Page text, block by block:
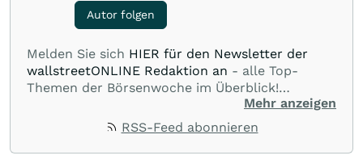
Autor folgen
Melden Sie sich HIER für den Newsletter der
wallstreetONLINE Redaktion an - alle Top-
Themen der Börsenwoche im Überblick!
Verpassen Sie kein wichtiges Anleger-Thema!Für
Beiträge auf diesem journalistischen Channel ist
die Chefredaktion der wallstreetONLINE
Redaktion verantwortlich. Die Fachjournalisten
Mehr anzeigen
RSS-Feed abonnieren